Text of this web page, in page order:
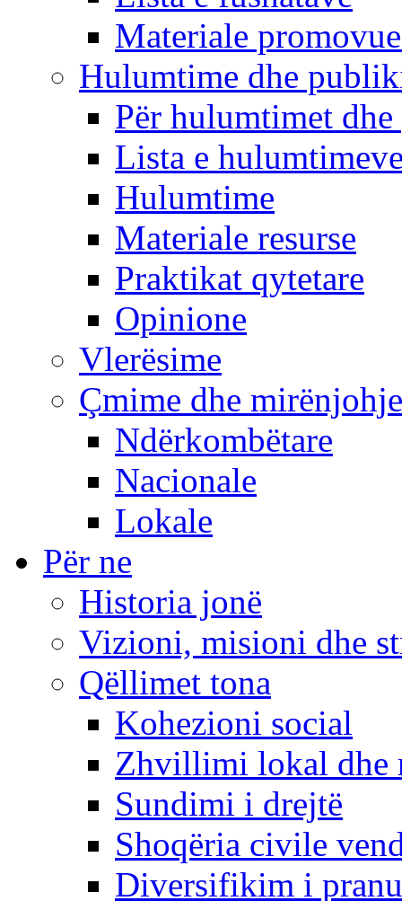
Materiale
Hulumtime dhe
Për hulumtimet
Lista e
Hulumtime
Materiale resurse
Praktikat qytetare
Opinione
Vlerësime
Çmime dhe mirënjohje
Ndërkombëtare
Nacionale
Lokale
Për ne
Historia jonë
Vizioni, misioni dhe
Qëllimet tona
Kohezioni social
Zhvillimi lokal dhe
Sundimi i drejtë
Shoqëria civile
Diversifikim i